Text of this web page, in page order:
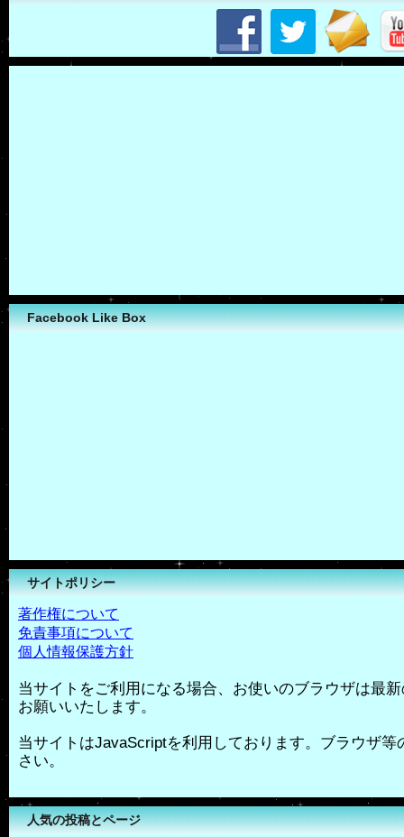
Facebook Like Box
サイトポリシー
著作権について
免責事項について
個人情報保護方針
当サイトをご利用になる場合、お使いのブラウザは最
お願いいたします。
当サイトはJavaScriptを利用しております。ブラウザ
さい。
人気の投稿とページ